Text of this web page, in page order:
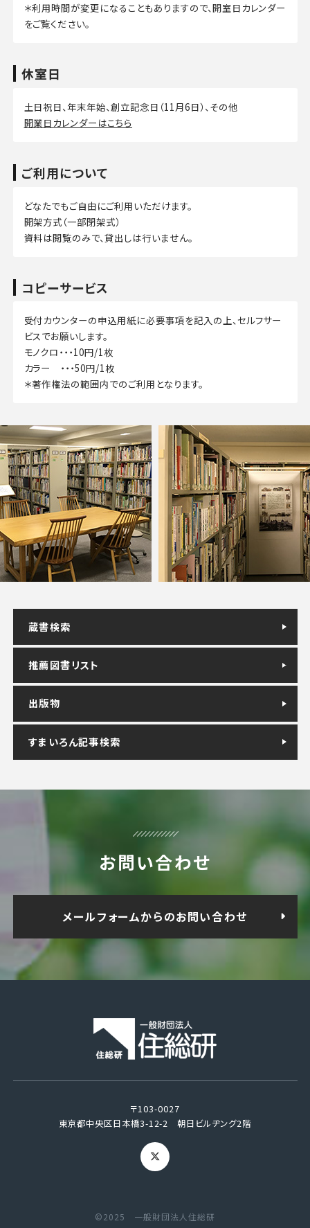
＊利用時間が変更になることもありますので、開室日カレンダー
をご覧ください。
休室日
土日祝日、年末年始、創立記念日（11月6日）、その他
開業日カレンダーはこちら
ご利用について
どなたでもご自由にご利用いただけます。
開架方式（一部閉架式）
資料は閲覧のみで、貸出しは行いません。
コピーサービス
受付カウンターの申込用紙に必要事項を記入の上、セルフサー
ビスでお願いします。
モノクロ・・・10円/1枚
カラー ・・・50円/1枚
＊著作権法の範囲内でのご利用となります。
蔵書検索
推薦図書リスト
出版物
すまいろん記事検索
お問い合わせ
メールフォームからのお問い合わせ
〒103-0027
東京都中央区日本橋3-12-2 朝日ビルヂング2階
©2025 一般財団法人住総研